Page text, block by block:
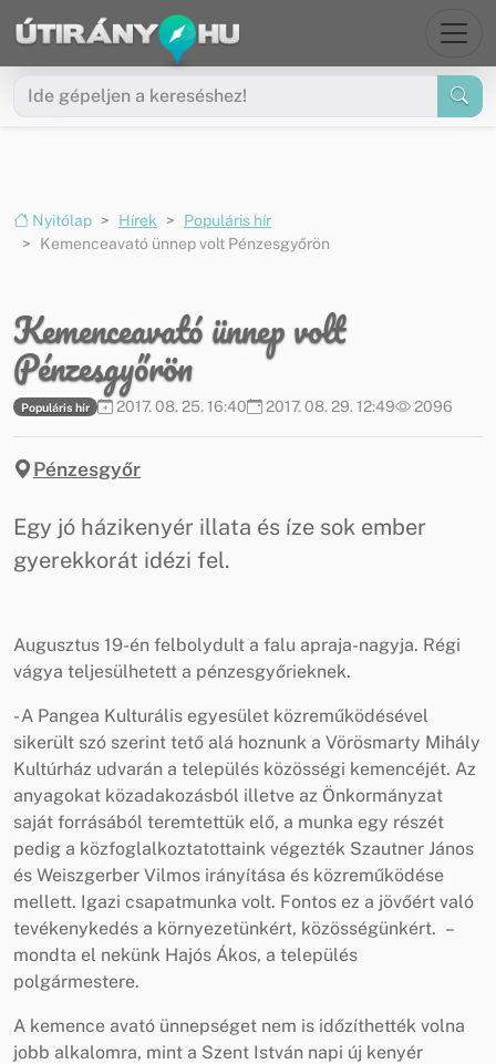
Ugrás a menüre
Ugrás a tartalomra
Nyitólap Hírek
Populáris hír
Kemenceavató ünnep volt Pénzesgyőrön
Kemenceavató ünnep volt
Pénzesgyőrön
Populáris hír 2017. 08. 25. 16:40 2017. 08. 29. 12:49 2096
Pénzesgyőr
Egy jó házikenyér illata és íze sok ember
gyerekkorát idézi fel.
Augusztus 19-én felbolydult a falu apraja-nagyja. Régi
vágya teljesülhetett a pénzesgyőrieknek.
- A Pangea Kulturális egyesület közreműködésével
sikerült szó szerint tető alá hoznunk a Vörösmarty Mihály
Kultúrház udvarán a település közösségi kemencéjét. Az
anyagokat közadakozásból illetve az Önkormányzat
saját forrásából teremtettük elő, a munka egy részét
pedig a közfoglalkoztatottaink végezték Szautner János
és Weiszgerber Vilmos irányítása és közreműködése
mellett. Igazi csapatmunka volt. Fontos ez a jövőért való
tevékenykedés a környezetünkért, közösségünkért. –
mondta el nekünk Hajós Ákos, a település
polgármestere.
A kemence avató ünnepséget nem is időzíthették volna
jobb alkalomra, mint a Szent István napi új kenyér